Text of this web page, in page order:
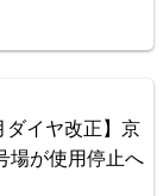
高鐵・阿里
ダイヤ改正】京
場が使用停止へ